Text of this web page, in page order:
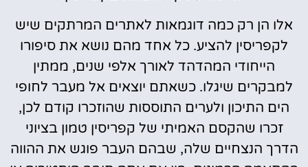
אלו הן רק כמה דוגמאות לאתרים המרתקים שיש
לקפריסין להציע. כל אחד מהם נושא את סיפורו
הייחודי המהדהד לאורך אלפי שנים, ממתין
למבקרים שיגלו. כשאתם יוצאים אל מעבר לחופי
הים התיכון ולערים התוססות שהוזכרו קודם לכן,
זכרו שהקסם האמיתי של קפריסין טמון בציוני
הדרך הנצחיים שלה, שבהם העבר פוגש את ההווה